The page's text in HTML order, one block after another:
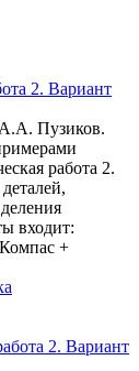
2. Вариант
Пузиков.
работа 2.
входит:
+